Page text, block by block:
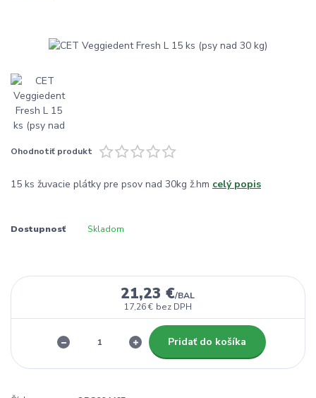
Ohodnotiť produkt
15 ks žuvacie plátky pre psov nad 30kg ž.hm celý popis
Dostupnosť Skladom
21,23 €/BAL
17,26 € bez DPH
Pridať do košíka